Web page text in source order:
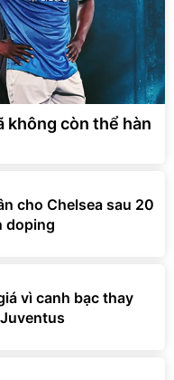
không còn thể hàn
cho Chelsea sau 20
doping
vì canh bạc thay